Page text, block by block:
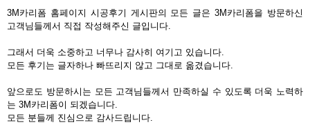
3M카리폼 홈페이지 시공후기 게시판의 모든 글은 3M카리폼을 방문하신
고객님들께서 직접 작성해주신 글입니다.
그래서 더욱 소중하고 너무나 감사히 여기고 있습니다.
모든 후기는 글자하나 빠뜨리지 않고 그대로 옮겼습니다.
앞으로도 방문하시는 모든 고객님들께서 만족하실 수 있도록 더욱 노력하
는 3M카리폼이 되겠습니다.
모든 분들께 진심으로 감사드립니다.